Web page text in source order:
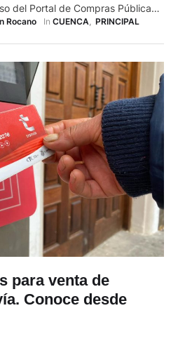
del Portal de Compras Públicas
disponible. Alfredo Aguilar,
en …
Rocano In CUENCA, PRINCIPAL
para venta de
Conoce desde